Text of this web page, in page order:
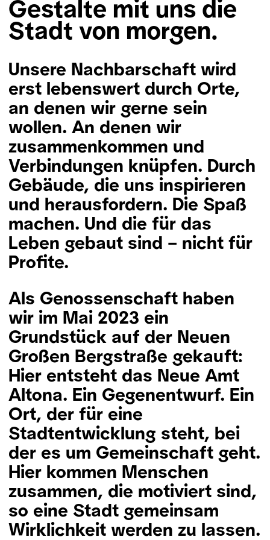
Gestalte mit uns die
Stadt von morgen.
Unsere Nachbarschaft wird
erst lebenswert durch Orte,
an denen wir gerne sein
wollen. An denen wir
zusammenkommen und
Verbindungen knüpfen. Durch
Gebäude, die uns inspirieren
und herausfordern. Die Spaß
machen. Und die für das
Leben gebaut sind – nicht für
Profite.
Als Genossenschaft haben
wir im Mai 2023 ein
Grundstück auf der Neuen
Großen Bergstraße gekauft:
Hier entsteht das Neue Amt
Altona. Ein Gegenentwurf. Ein
Ort, der für eine
Stadtentwicklung steht, bei
der es um Gemeinschaft geht.
Hier kommen Menschen
zusammen, die motiviert sind,
so eine Stadt gemeinsam
Wirklichkeit werden zu lassen.